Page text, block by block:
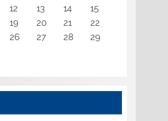
12 13 14
15
19 20 21
22
26 27 28
29